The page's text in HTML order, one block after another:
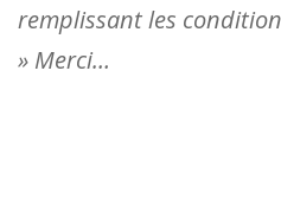
remplissant les
» Merci…